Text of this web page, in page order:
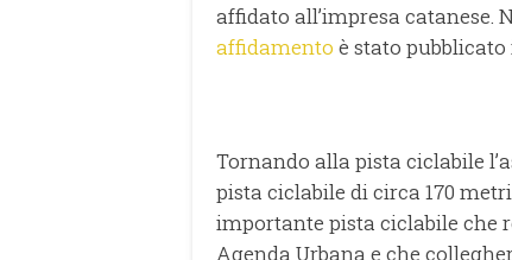
affidato all’impresa catanese.
affidamento è stato
Tornando alla pista ciclabile
pista ciclabile di circa 170
importante pista ciclabile che
Agenda Urbana e che